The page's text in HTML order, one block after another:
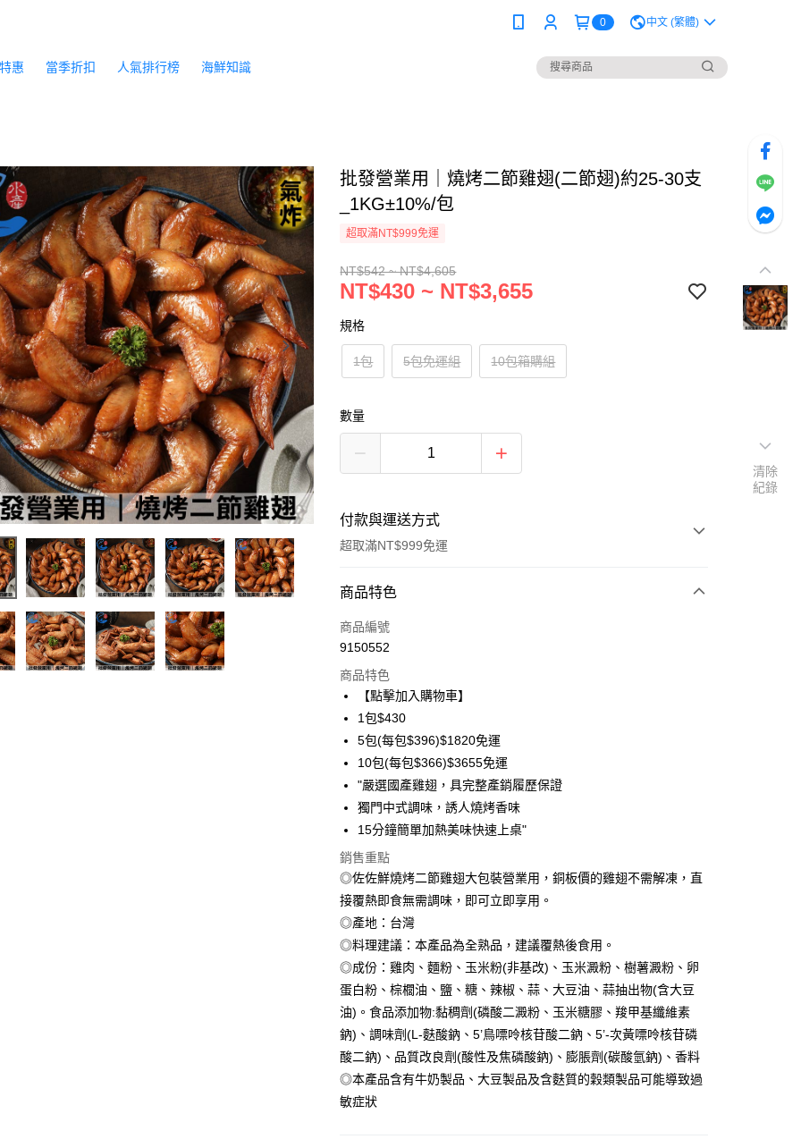
0 中文 (繁體)
惠 當季折扣 人氣排行榜 海鮮知識
批發營業用｜燒烤二節雞翅(二節翅)約25-30支
_1KG±10%/包
超取滿NT$999免運
NT$542 ~ NT$4,605
NT$430 ~ NT$3,655
規格
1包 5包免運組 10包箱購組
數量
付款與運送方式
超取滿NT$999免運
付款方式
信用卡一次付款
3 期 0 利率 每期
合作金庫商業銀行
華南商業銀行
國泰世華商業銀行
臺灣中小企業銀行
台中商業銀行
匯豐（台灣）商業銀行
聯邦商業銀行
玉山商業銀行
台新國際商業銀行
中國信託商業銀行
台灣樂天信用卡公司
6 期 0 利率 每期
合作金庫商業銀行
華南商業銀行
上海商業儲蓄銀行
台北富邦商業銀行
臺灣中小企業銀行
匯豐（台灣）商業銀行
聯邦商業銀行
元大商業銀行
永豐商業銀行
台新國際商業銀行
台灣樂天信用卡公司
LINE Pay
Apple Pay
悠遊付
貨到付款
運送方式
冷凍7-11取貨(快速到店，到貨後4天內需取貨)
每筆NT$150，滿NT$999(含以上)免運費
冷凍宅配-抗凍紙箱裝(可備註改保麗龍箱)
每筆NT$150，滿NT$999(含以上)免運費
冷凍貨到付款
每筆NT$180，滿NT$999(含以上)免運費
商品特色
商品編號
9150552
商品特色
【點擊加入購物車】
1包$430
5包(每包$396)$1820免運
10包(每包$366)$3655免運
"嚴選國產雞翅，具完整產銷履歷保證
獨門中式調味，誘人燒烤香味
15分鐘簡單加熱美味快速上桌"
銷售重點
◎佐佐鮮燒烤二節雞翅大包裝營業用，銅板價的雞翅不需解凍，直
接覆熱即食無需調味，即可立即享用。
◎產地：台灣
◎料理建議：本產品為全熟品，建議覆熱後食用。
◎成份：雞肉、麵粉、玉米粉(非基改)、玉米澱粉、樹薯澱粉、卵
蛋白粉、棕櫚油、鹽、糖、辣椒、蒜、大豆油、蒜抽出物(含大豆
油)。食品添加物:黏稠劑(磷酸二澱粉、玉米糖膠、羧甲基纖維素
鈉)、調味劑(L-麩酸鈉、5’鳥嘌呤核苷酸二鈉、5’-次黃嘌呤核苷磷
酸二鈉)、品質改良劑(酸性及焦磷酸鈉)、膨脹劑(碳酸氫鈉)、香料
◎本產品含有牛奶製品、大豆製品及含麩質的穀類製品可能導致過
敏症狀
清除
紀錄